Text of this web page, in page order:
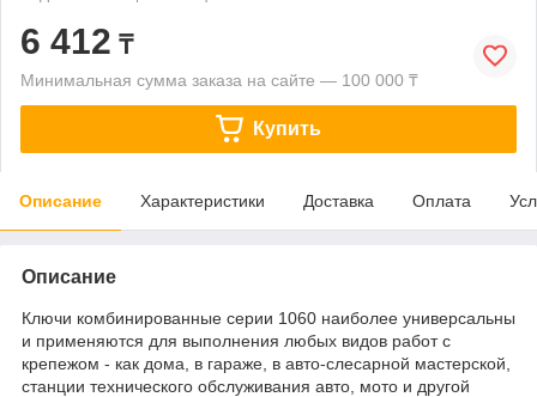
6 412 ₸
Минимальная сумма заказа на сайте — 100 000 ₸
Купить
Описание Характеристики Доставка Оплата
Описание
Ключи комбинированные серии 1060 наиболее универсальны
и применяются для выполнения любых видов работ с
крепежом - как дома, в гараже, в авто-слесарной мастерской,
станции технического обслуживания авто, мото и другой